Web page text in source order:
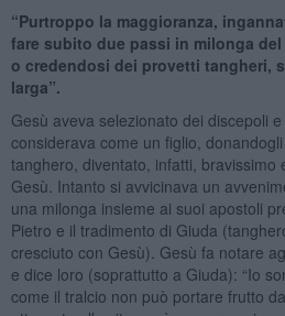
“Purtroppo la maggioranza,
fare subito due passi in milonga
o credendosi dei provetti tangheri,
larga”.
Gesù aveva selezionato dei discepoli
considerava come un figlio,
tanghero, diventato, infatti, bravissimo
Gesù. Intanto si avvicinava un
una milonga insieme ai suoi apostoli
Pietro e il tradimento di Giuda
cresciuto con Gesù). Gesù fa notare
e dice loro (soprattutto a Giuda): “Io
come il tralcio non può portare frutto